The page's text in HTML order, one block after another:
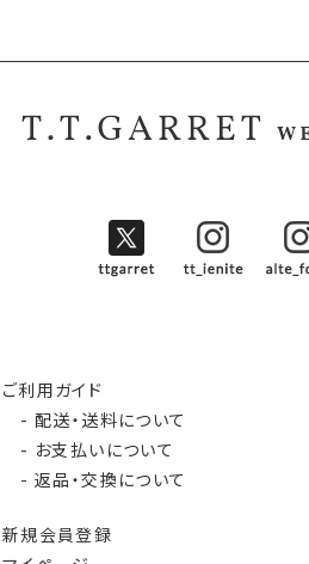
ご利用ガイド
- 配送・送料について
- お支払いについて
- 返品・交換について
新規会員登録